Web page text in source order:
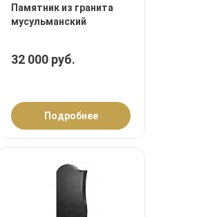
Памятник из гранита
мусульманский
32 000 руб.
Подробнее